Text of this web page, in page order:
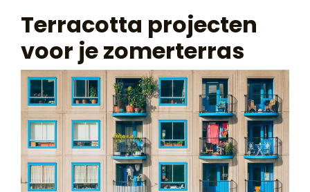
Terracotta projecten
voor je zomerterras